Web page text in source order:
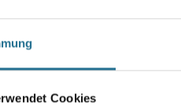
Cookies